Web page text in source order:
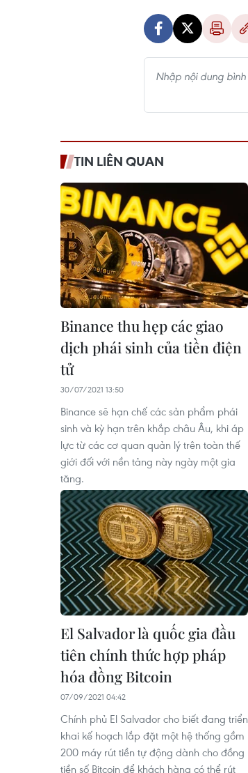
TIN LIÊN QUAN
Binance thu hẹp các giao
dịch phái sinh của tiền điện
tử
30/07/2021 13:50
Binance sẽ hạn chế các sản phẩm phái
sinh và kỳ hạn trên khắp châu Âu, khi áp
lực từ các cơ quan quản lý trên toàn thế
giới đối với nền tảng này ngày một gia
tăng.
El Salvador là quốc gia đầu
tiên chính thức hợp pháp
hóa đồng Bitcoin
07/09/2021 04:42
Chính phủ El Salvador cho biết đang triển
khai kế hoạch lắp đặt một hệ thống gồm
200 máy rút tiền tự động dành cho đồng
tiền số Bitcoin để khách hàng có thể rút